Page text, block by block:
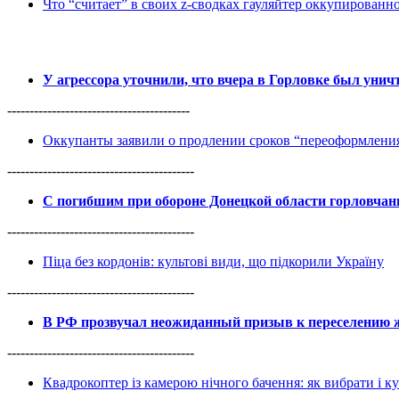
Что “считает” в своих z-сводках гауляйтер
У агрессора уточнили, что вчера в Горловке был
-----------------------------------------
Оккупанты заявили о продлении сроков
------------------------------------------
С погибшим при обороне Донецкой области
------------------------------------------
Піца без кордонів: культові види, що підкорили Україну
------------------------------------------
В РФ прозвучал неожиданный призыв к переселению
------------------------------------------
Квадрокоптер із камерою нічного бачення: як вибрати і